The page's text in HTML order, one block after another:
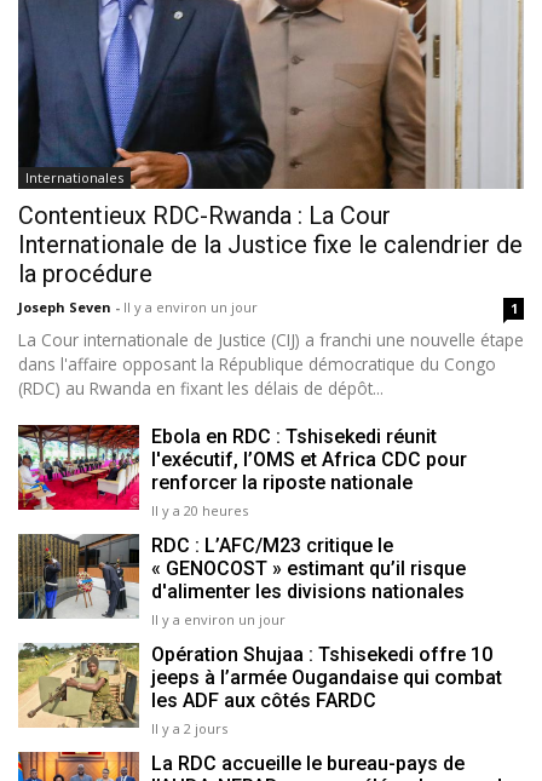
Internationales
Contentieux RDC-Rwanda : La Cour
Internationale de la Justice fixe le calendrier de
la procédure
Joseph Seven - Il y a environ un jour 1
La Cour internationale de Justice (CIJ) a franchi une nouvelle étape
dans l'affaire opposant la République démocratique du Congo
(RDC) au Rwanda en fixant les délais de dépôt...
Ebola en RDC : Tshisekedi réunit
l'exécutif, l’OMS et Africa CDC pour
renforcer la riposte nationale
Il y a 20 heures
RDC : L’AFC/M23 critique le
« GENOCOST » estimant qu’il risque
d'alimenter les divisions nationales
Il y a environ un jour
Opération Shujaa : Tshisekedi offre 10
jeeps à l’armée Ougandaise qui combat
les ADF aux côtés FARDC
Il y a 2 jours
La RDC accueille le bureau-pays de